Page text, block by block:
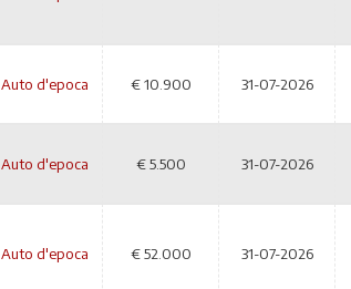
Auto d'epoca € 10.900 31-07-2026
Auto d'epoca € 5.500 31-07-2026
Auto d'epoca € 52.000 31-07-2026